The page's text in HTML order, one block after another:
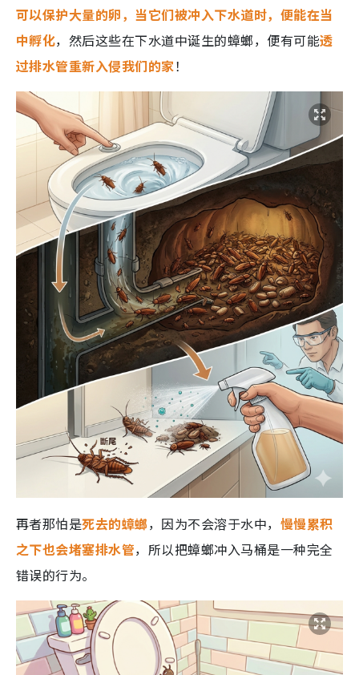
可以保护大量的卵，当它们被冲入下水道时，便能在当
中孵化，然后这些在下水道中诞生的蟑螂，便有可能透
过排水管重新入侵我们的家！
再者那怕是死去的蟑螂，因为不会溶于水中， 慢慢累积
之下也会堵塞排水管，所以把蟑螂冲入马桶是一种完全
错误的行为。